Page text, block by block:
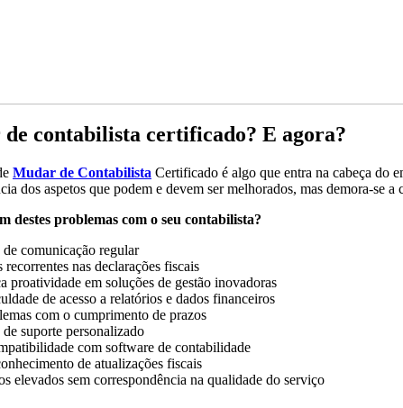
contabilista certificado? E agora?
Mudar de Contabilista Certificado é algo que entra na cabeça do
dos aspetos que podem e devem ser melhorados, mas demora-se
destes problemas com o seu contabilista?
de comunicação regular
recorrentes nas declarações fiscais
proatividade em soluções de gestão inovadoras
de acesso a relatórios e dados financeiros
com o cumprimento de prazos
de suporte personalizado
com software de contabilidade
de atualizações fiscais
elevados sem correspondência na qualidade do serviço